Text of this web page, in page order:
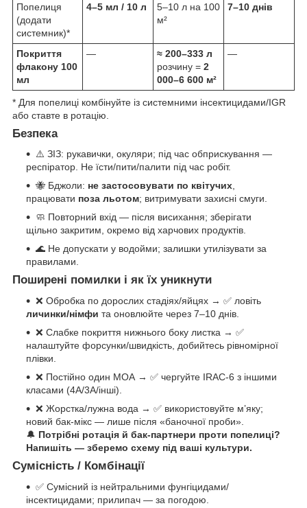
Попелиця
(додати
системник)*
4–5 мл / 10 л
5–10 л на 100
м²
7–10 днів
Покриття
флакону 100
мл
—
≈ 200–333 л
розчину = 2
000–6 600 м²
—
* Для попелиці комбінуйте із системними інсектицидами/IGR
або ставте в ротацію.
Безпека
⚠️ ЗІЗ: рукавички, окуляри; під час обприскування —
респіратор. Не їсти/пити/палити під час робіт.
🐝 Бджоли: не застосовувати по квітучих,
працювати поза льотом; витримувати захисні смуги.
🧼 Повторний вхід — після висихання; зберігати
щільно закритим, окремо від харчових продуктів.
🌊 Не допускати у водойми; залишки утилізувати за
правилами.
Поширені помилки і як їх уникнути
❌ Обробка по дорослих стадіях/яйцях → ✅ ловіть
личинки/німфи та оновлюйте через 7–10 днів.
❌ Слабке покриття нижнього боку листка → ✅
налаштуйте форсунки/швидкість, добийтесь рівномірної
плівки.
❌ Постійно один МОА → ✅ чергуйте IRAC-6 з іншими
класами (4A/3A/інші).
❌ Жорстка/лужна вода → ✅ використовуйте м’яку;
новий бак-мікс — лише після «баночної проби».
🔔 Потрібні ротація й бак-партнери проти попелиці?
Напишіть — зберемо схему під ваші культури.
Сумісність / Комбінації
✅ Сумісний із нейтральними фунгіцидами/
інсектицидами; прилипач — за погодою.